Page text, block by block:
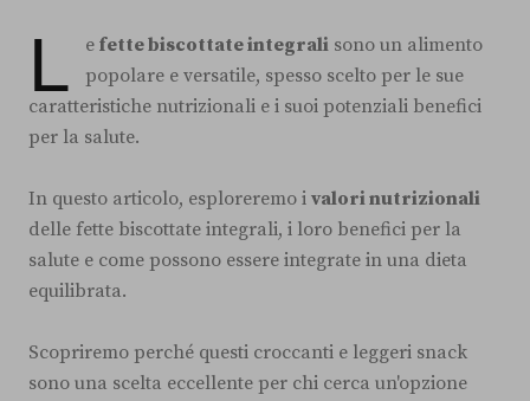
L e fette biscottate integrali sono un alimento
popolare e versatile, spesso scelto per le sue
caratteristiche nutrizionali e i suoi potenziali benefici
per la salute.
In questo articolo, esploreremo i valori nutrizionali
delle fette biscottate integrali, i loro benefici per la
salute e come possono essere integrate in una dieta
equilibrata.
Scopriremo perché questi croccanti e leggeri snack
sono una scelta eccellente per chi cerca un'opzione